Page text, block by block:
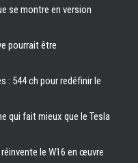
se montre en version
pourrait être
: 544 ch pour redéfinir le
qui fait mieux que le Tesla
le W16 en œuvre